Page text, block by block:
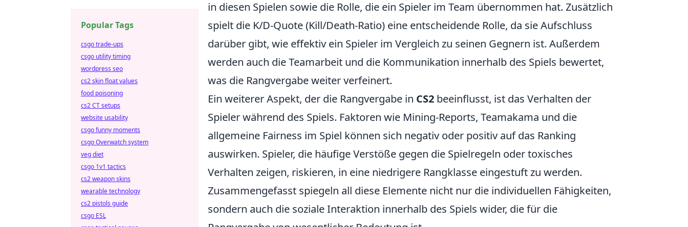
in diesen Spielen sowie die Rolle, die ein Spieler im Team übernommen hat. Zusätzlich
spielt die K/D-Quote (Kill/Death-Ratio) eine entscheidende Rolle, da sie Aufschluss
darüber gibt, wie effektiv ein Spieler im Vergleich zu seinen Gegnern ist. Außerdem
werden auch die Teamarbeit und die Kommunikation innerhalb des Spiels bewertet,
was die Rangvergabe weiter verfeinert.
Ein weiterer Aspekt, der die Rangvergabe in CS2 beeinflusst, ist das Verhalten der
Spieler während des Spiels. Faktoren wie Mining-Reports, Teamakama und die
allgemeine Fairness im Spiel können sich negativ oder positiv auf das Ranking
auswirken. Spieler, die häufige Verstöße gegen die Spielregeln oder toxisches
Verhalten zeigen, riskieren, in eine niedrigere Rangklasse eingestuft zu werden.
Zusammengefasst spiegeln all diese Elemente nicht nur die individuellen Fähigkeiten,
sondern auch die soziale Interaktion innerhalb des Spiels wider, die für die
Popular Tags
csgo trade-ups
csgo utility timing
wordpress seo
cs2 skin float values
food poisoning
cs2 CT setups
website usability
csgo funny moments
csgo Overwatch system
veg diet
csgo 1v1 tactics
cs2 weapon skins
wearable technology
cs2 pistols guide
csgo ESL